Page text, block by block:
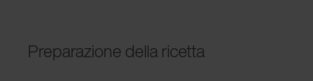
Preparazione della ricetta